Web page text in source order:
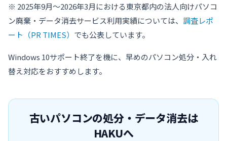
※ 2025年9月〜2026年3月における東京都内の法人向けパソコ
ン廃棄・データ消去サービス利用実績については、 調査レポ
ート（PR TIMES） でも公表しています。
Windows 10サポート終了を機に、早めのパソコン処分・入れ
替え対応をおすすめします。
古いパソコンの処分・データ消去は
HAKUへ